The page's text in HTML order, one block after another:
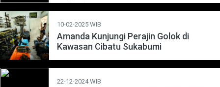
10-02-2025 WIB
Amanda Kunjungi Perajin Golok di
Kawasan Cibatu Sukabumi
22-12-2024 WIB